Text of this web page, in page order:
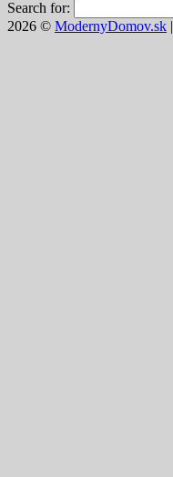
Search for:
2026 © ModernyDomov.sk |